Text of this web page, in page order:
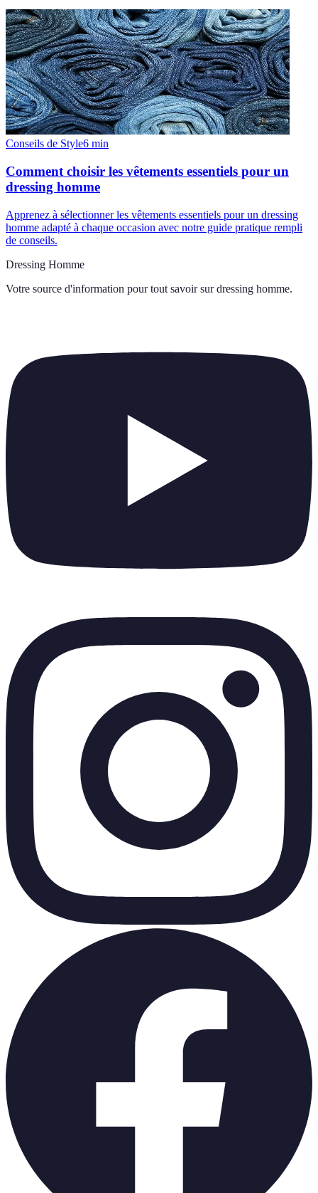
Conseils de Style6 min
Comment choisir les vêtements essentiels pour un
dressing homme
Apprenez à sélectionner les vêtements essentiels pour un dressing
homme adapté à chaque occasion avec notre guide pratique rempli
de conseils.
Dressing Homme
Votre source d'information pour tout savoir sur dressing homme.